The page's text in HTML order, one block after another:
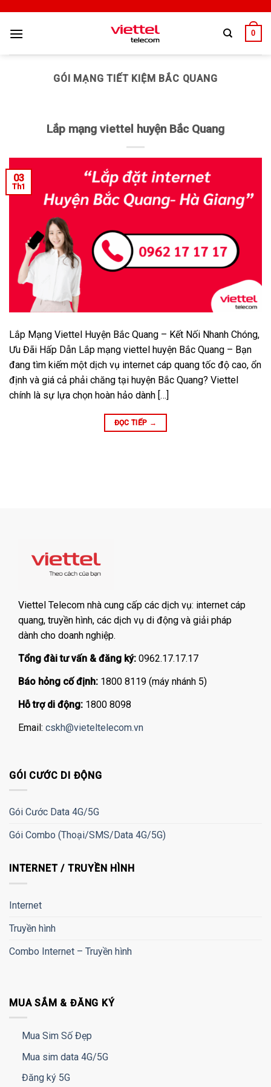
0
GÓI MẠNG TIẾT KIỆM BẮC QUANG
Lắp mạng viettel huyện Bắc Quang
03
Th1
Lắp Mạng Viettel Huyện Bắc Quang – Kết Nối Nhanh Chóng,
Ưu Đãi Hấp Dẫn Lắp mạng viettel huyện Bắc Quang – Bạn
đang tìm kiếm một dịch vụ internet cáp quang tốc độ cao, ổn
định và giá cả phải chăng tại huyện Bắc Quang? Viettel
chính là sự lựa chọn hoàn hảo dành […]
ĐỌC TIẾP →
Viettel Telecom nhà cung cấp các dịch vụ: internet cáp
quang, truyền hình, các dịch vụ di động và giải pháp
dành cho doanh nghiệp.
Tổng đài tư vấn & đăng ký: 0962.17.17.17
Báo hỏng cố định: 1800 8119 (máy nhánh 5)
Hỗ trợ di động: 1800 8098
Email: cskh@vieteltelecom.vn
GÓI CƯỚC DI ĐỘNG
Gói Cước Data 4G/5G
Gói Combo (Thoại/SMS/Data 4G/5G)
INTERNET / TRUYỀN HÌNH
Internet
Truyền hình
Combo Internet – Truyền hình
MUA SẮM & ĐĂNG KÝ
Mua Sim Số Đẹp
Mua sim data 4G/5G
Đăng ký 5G